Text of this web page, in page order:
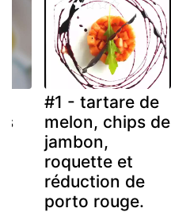
#1 - tartare de
melon, chips de
jambon,
roquette et
réduction de
porto rouge.